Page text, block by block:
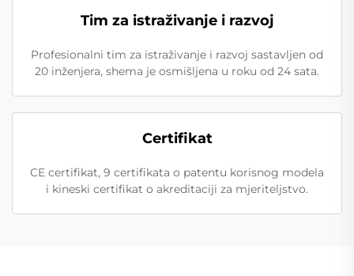
Tim za istraživanje i razvoj
Profesionalni tim za istraživanje i razvoj sastavljen od
20 inženjera, shema je osmišljena u roku od 24 sata.
Certifikat
CE certifikat, 9 certifikata o patentu korisnog modela
i kineski certifikat o akreditaciji za mjeriteljstvo.